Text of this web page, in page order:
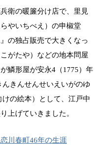
衛の暖簾分け店で、里見
やいちべえ）の申椒堂
の独占販売で大きくなっ
がたや）などの地本問屋
鱗形屋が安永4（1775）年
きんせんせいえいがのゆ
の絵本）として、江戸中
上げていきました。
川春町46年の生涯